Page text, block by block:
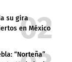
su gira
en México
“Norteña”